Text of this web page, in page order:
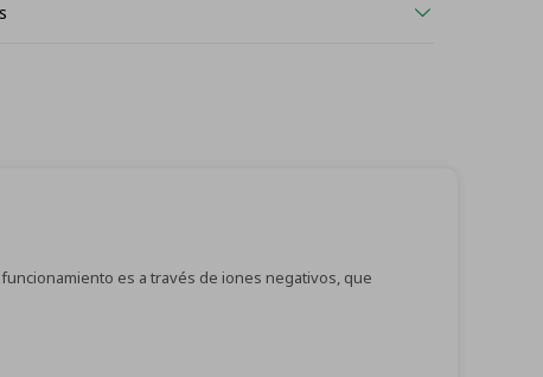
es a través de iones negativos, que